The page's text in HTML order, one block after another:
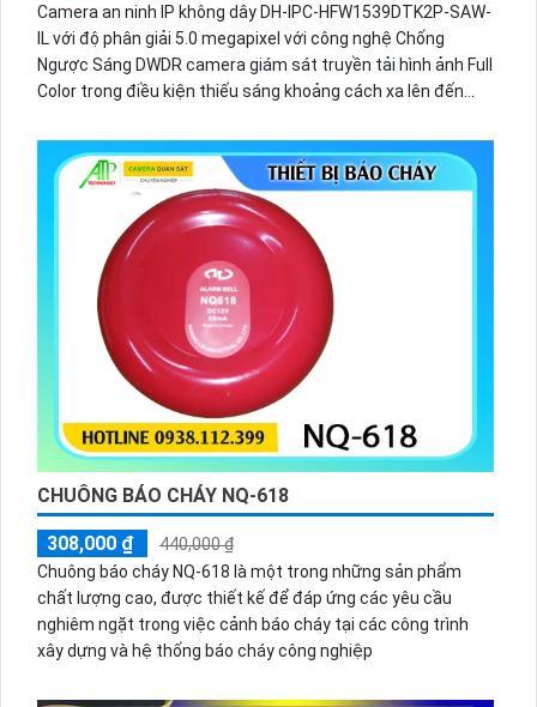
Camera an ninh IP không dây DH-IPC-HFW1539DTK2P-SAW-
IL với độ phân giải 5.0 megapixel với công nghệ Chống
Ngược Sáng DWDR camera giám sát truyền tải hình ảnh Full
Color trong điều kiện thiếu sáng khoảng cách xa lên đến
rõ nâng cao khả năng giám sát.
CHUÔNG BÁO CHÁY NQ-618
308,000 ₫
440,000 ₫
Chuông báo cháy NQ-618 là một trong những sản phẩm
chất lượng cao, được thiết kế để đáp ứng các yêu cầu
nghiêm ngặt trong việc cảnh báo cháy tại các công trình
xây dựng và hệ thống báo cháy công nghiệp